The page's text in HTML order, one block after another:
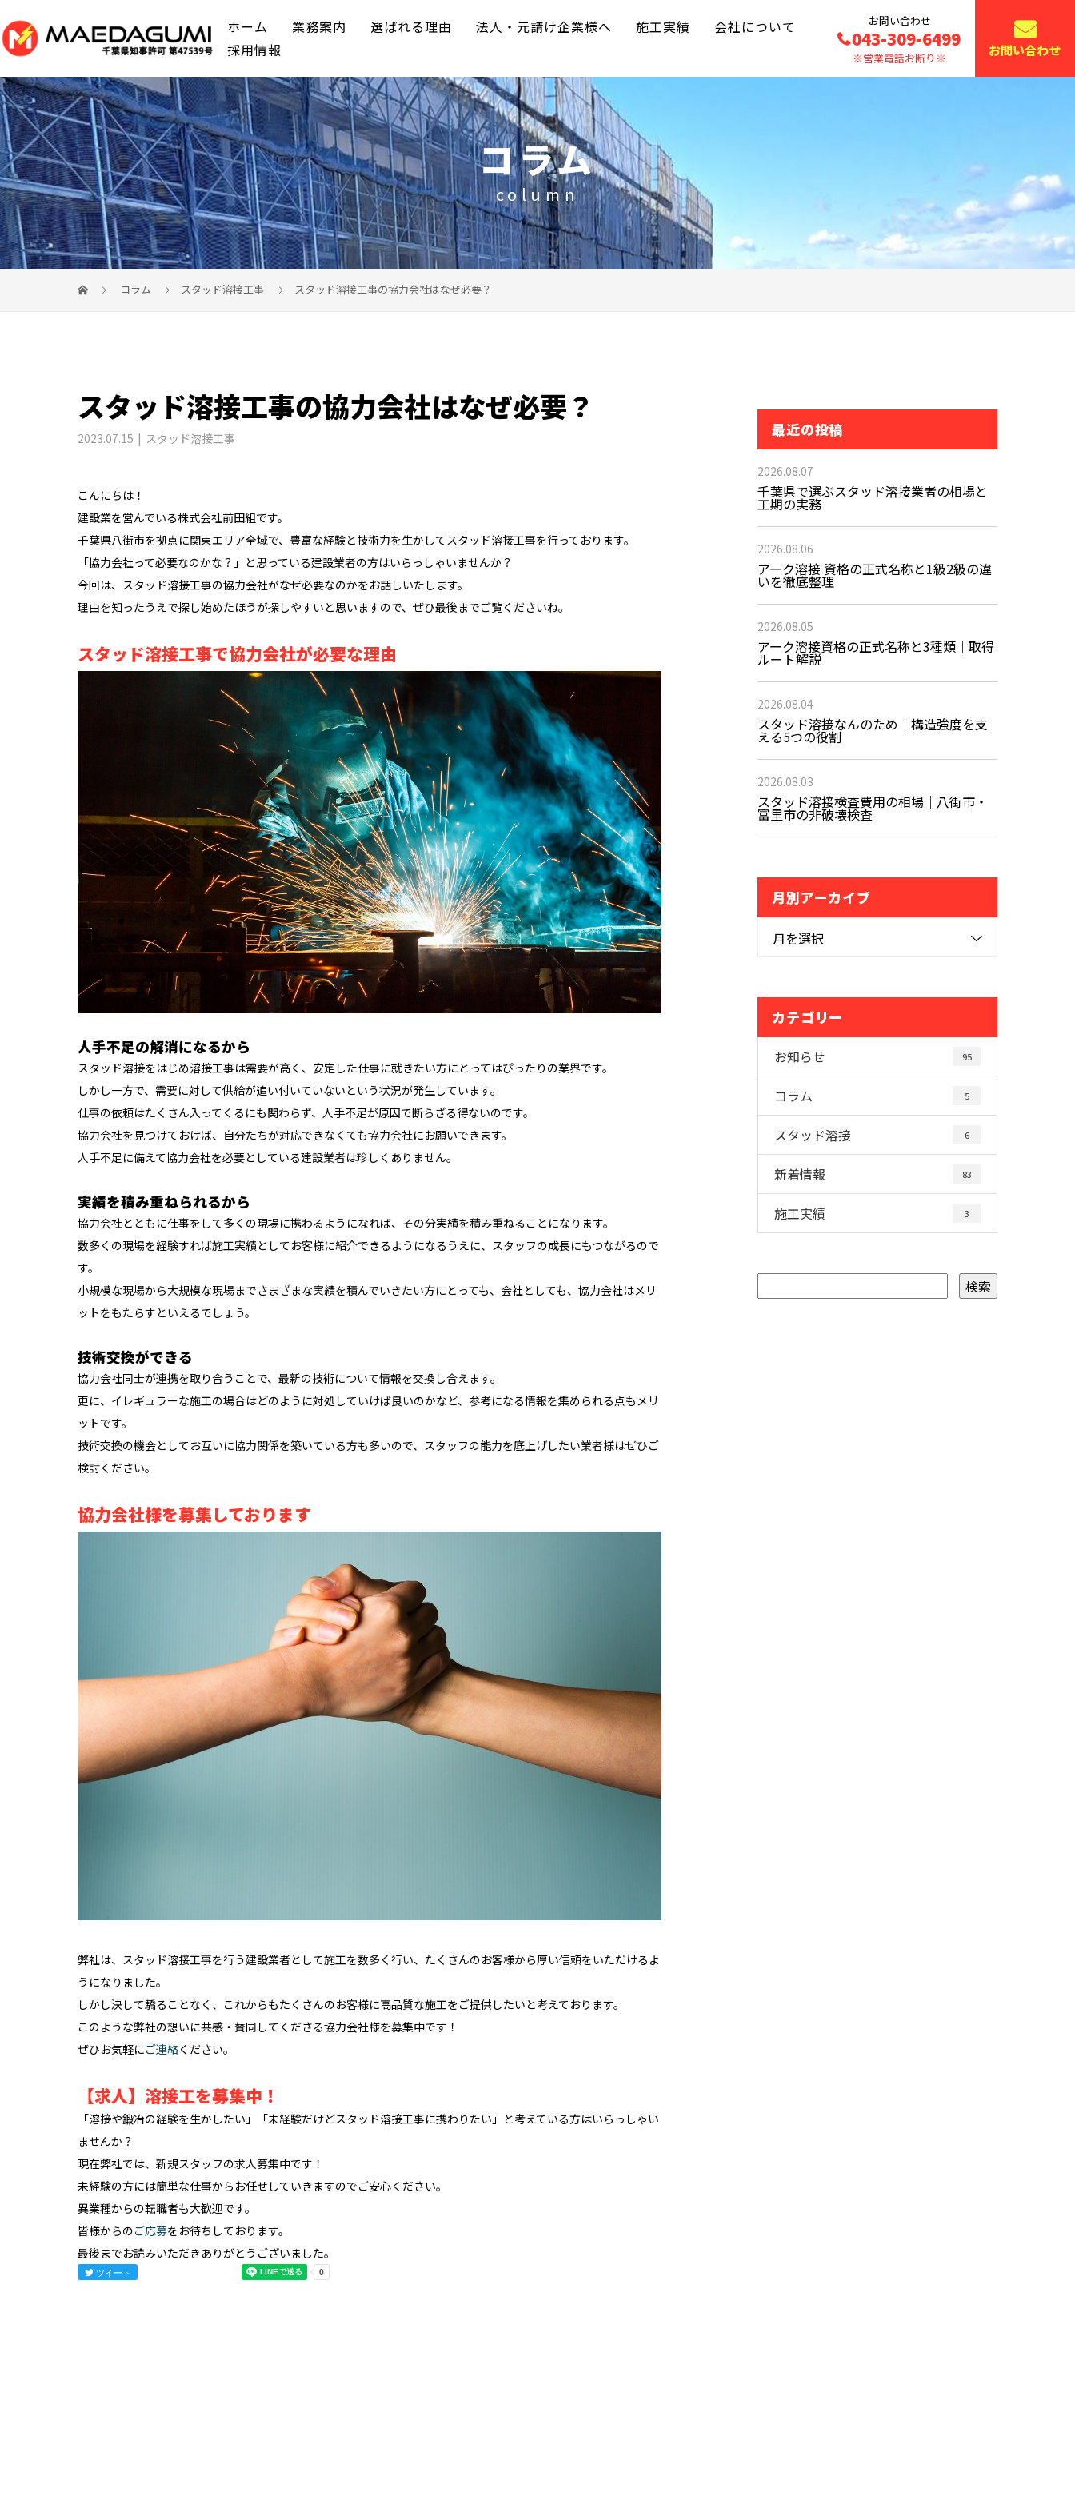
ホーム 業務案内 選ばれる理由 法人・元請け企業様へ 施工実績
会社について
採用情報
お問い合わせ
043-309-6499
※営業電話お断り※ お問い合わせ
コラム
column
コラム スタッド溶接工事 スタッド溶接工事の協力会社はなぜ必要？
スタッド溶接工事の協力会社はなぜ必要？
2023.07.15 スタッド溶接工事
こんにちは！
建設業を営んでいる株式会社前田組です。
千葉県八街市を拠点に関東エリア全域で、豊富な経験と技術力を生かしてスタッド溶接工事を行っております。
「協力会社って必要なのかな？」と思っている建設業者の方はいらっしゃいませんか？
今回は、スタッド溶接工事の協力会社がなぜ必要なのかをお話しいたします。
理由を知ったうえで探し始めたほうが探しやすいと思いますので、ぜひ最後までご覧くださいね。
スタッド溶接工事で協力会社が必要な理由
人手不足の解消になるから
スタッド溶接をはじめ溶接工事は需要が高く、安定した仕事に就きたい方にとってはぴったりの業界です。
しかし一方で、需要に対して供給が追い付いていないという状況が発生しています。
仕事の依頼はたくさん入ってくるにも関わらず、人手不足が原因で断らざる得ないのです。
協力会社を見つけておけば、自分たちが対応できなくても協力会社にお願いできます。
人手不足に備えて協力会社を必要としている建設業者は珍しくありません。
実績を積み重ねられるから
協力会社とともに仕事をして多くの現場に携わるようになれば、その分実績を積み重ねることになります。
数多くの現場を経験すれば施工実績としてお客様に紹介できるようになるうえに、スタッフの成長にもつながるので
す。
小規模な現場から大規模な現場までさまざまな実績を積んでいきたい方にとっても、会社としても、協力会社はメリ
ットをもたらすといえるでしょう。
技術交換ができる
協力会社同士が連携を取り合うことで、最新の技術について情報を交換し合えます。
更に、イレギュラーな施工の場合はどのように対処していけば良いのかなど、参考になる情報を集められる点もメリ
ットです。
技術交換の機会としてお互いに協力関係を築いている方も多いので、スタッフの能力を底上げしたい業者様はぜひご
検討ください。
協力会社様を募集しております
弊社は、スタッド溶接工事を行う建設業者として施工を数多く行い、たくさんのお客様から厚い信頼をいただけるよ
うになりました。
しかし決して驕ることなく、これからもたくさんのお客様に高品質な施工をご提供したいと考えております。
このような弊社の想いに共感・賛同してくださる協力会社様を募集中です！
ぜひお気軽にご連絡ください。
【求人】溶接工を募集中！
「溶接や鍛冶の経験を生かしたい」「未経験だけどスタッド溶接工事に携わりたい」と考えている方はいらっしゃい
ませんか？
現在弊社では、新規スタッフの求人募集中です！
未経験の方には簡単な仕事からお任せしていきますのでご安心ください。
異業種からの転職者も大歓迎です。
皆様からのご応募をお待ちしております。
最後までお読みいただきありがとうございました。
ツイート
最近の投稿
2026.08.07
千葉県で選ぶスタッド溶接業者の相場と
工期の実務
2026.08.06
アーク溶接 資格の正式名称と1級2級の違
いを徹底整理
2026.08.05
アーク溶接資格の正式名称と3種類｜取得
ルート解説
2026.08.04
スタッド溶接なんのため｜構造強度を支
える5つの役割
2026.08.03
スタッド溶接検査費用の相場｜八街市・
富里市の非破壊検査
月別アーカイブ
月を選択
カテゴリー
お知らせ 95
コラム 5
スタッド溶接 6
新着情報 83
施工実績 3